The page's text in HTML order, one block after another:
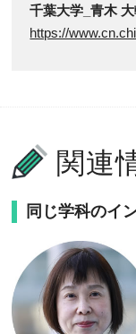
千葉大学_青木
https://
関連
同じ学科のイ